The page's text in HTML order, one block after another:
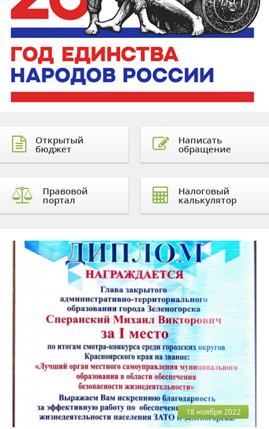
Открытый
бюджет
Правовой
портал
Написать
обращение
Налоговый
калькулятор
18 ноября 2022